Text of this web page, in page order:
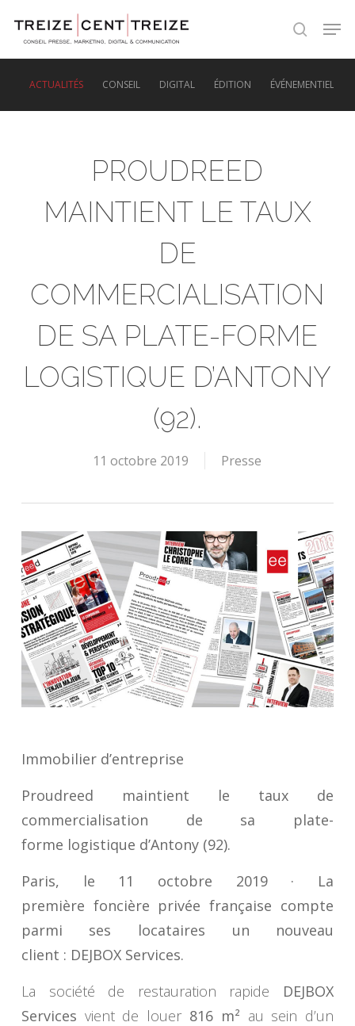
search
ACTUALITÉS CONSEIL DIGITAL ÉDITION ÉVÉNEMENTIEL
PROUDREED
MAINTIENT LE TAUX
DE
COMMERCIALISATION
DE SA PLATE-FORME
LOGISTIQUE D’ANTONY
(92).
11 octobre 2019 Presse
Immobilier d’entreprise
Proudreed maintient le taux de
commercialisation de sa plate-
forme logistique d’Antony (92).
Paris, le 11 octobre 2019 · La
première foncière privée française compte
parmi ses locataires un nouveau
client : DEJBOX Services.
La société de restauration rapide DEJBOX
Services vient de louer 816 m² au sein d’un